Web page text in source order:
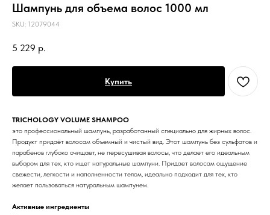
Шампунь для объема волос 1000 мл
SKU: 12079044
5 229 р.
Купить
TRICHOLOGY VOLUME SHAMPOO
это профессиональный шампунь, разработанный специально для жирных волос.
Продукт придаёт волосам объемный и чистый вид. Этот шампунь без сульфатов и
парабенов глубоко очищает, не пересушивая волосы, что делает его идеальным
выбором для тех, кто ищет натуральные шампуни. Придает волосам ощущение
свежести, легкости и наполненности телом, идеально подходит для тех, кто
желает пользоваться натуральным шампунем.
Активные ингредиенты